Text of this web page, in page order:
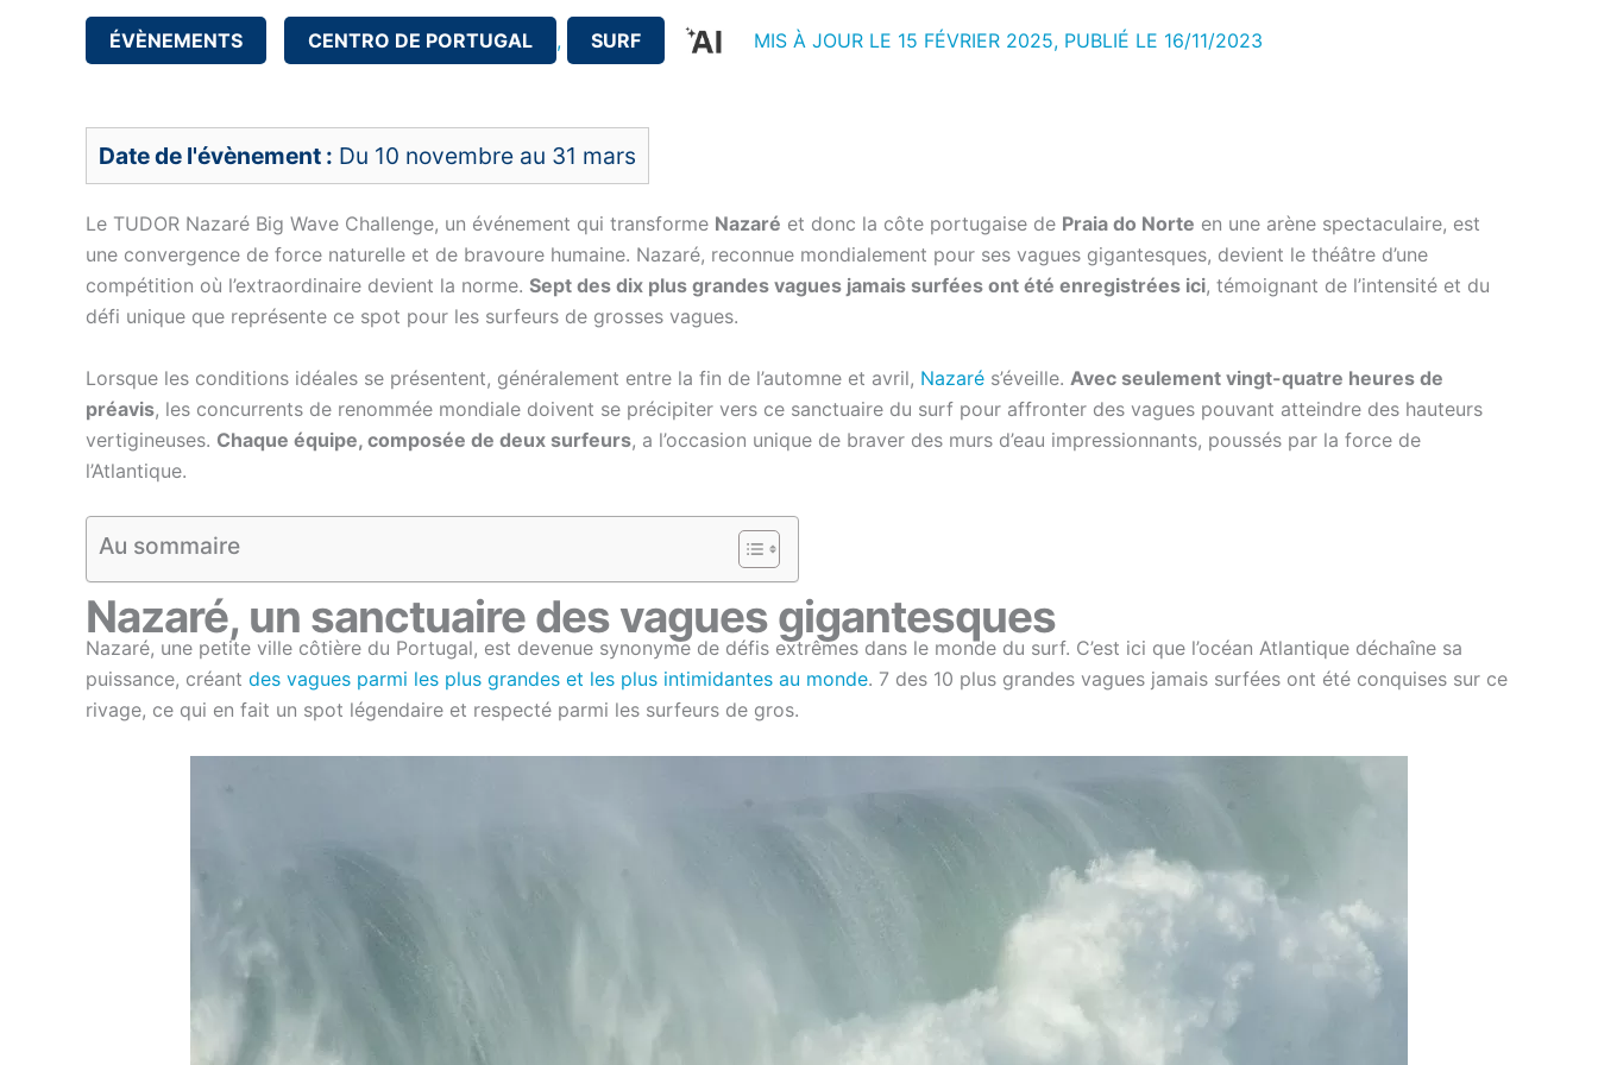
ÉVÈNEMENTS CENTRO DE PORTUGAL , SURF MIS À JOUR LE 15 FÉVRIER 2025, PUBLIÉ LE 16/11/2023
Date de l'évènement : Du 10 novembre au 31 mars
Le TUDOR Nazaré Big Wave Challenge, un événement qui transforme Nazaré et donc la côte portugaise de Praia do Norte en une arène spectaculaire, est
une convergence de force naturelle et de bravoure humaine. Nazaré, reconnue mondialement pour ses vagues gigantesques, devient le théâtre d’une
compétition où l’extraordinaire devient la norme. Sept des dix plus grandes vagues jamais surfées ont été enregistrées ici, témoignant de l’intensité et du
défi unique que représente ce spot pour les surfeurs de grosses vagues.
Lorsque les conditions idéales se présentent, généralement entre la fin de l’automne et avril, Nazaré s’éveille. Avec seulement vingt-quatre heures de
préavis, les concurrents de renommée mondiale doivent se précipiter vers ce sanctuaire du surf pour affronter des vagues pouvant atteindre des hauteurs
vertigineuses. Chaque équipe, composée de deux surfeurs, a l’occasion unique de braver des murs d’eau impressionnants, poussés par la force de
l’Atlantique.
Au sommaire
Nazaré, un sanctuaire des vagues gigantesques
Nazaré, une petite ville côtière du Portugal, est devenue synonyme de défis extrêmes dans le monde du surf. C’est ici que l’océan Atlantique déchaîne sa
puissance, créant des vagues parmi les plus grandes et les plus intimidantes au monde. 7 des 10 plus grandes vagues jamais surfées ont été conquises sur ce
rivage, ce qui en fait un spot légendaire et respecté parmi les surfeurs de gros.